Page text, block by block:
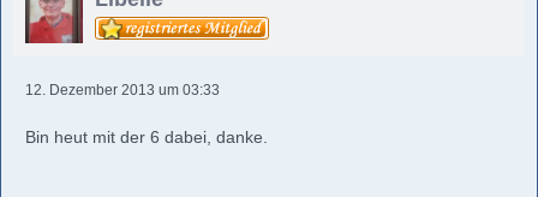
12. Dezember 2013 um 03:33
Bin heut mit der 6 dabei, danke.